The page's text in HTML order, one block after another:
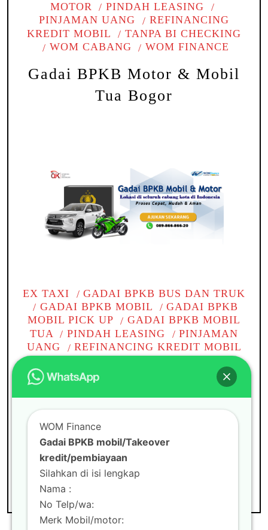
MOTOR
PINDAH LEASING
PINJAMAN UANG
REFINANCING
KREDIT MOBIL
TANPA BI CHECKING
WOM CABANG
WOM FINANCE
Gadai BPKB Motor & Mobil
Tua Bogor
EX TAXI
GADAI BPKB BUS DAN TRUK
GADAI BPKB MOBIL
GADAI BPKB
MOBIL PICK UP
GADAI BPKB MOBIL
TUA
PINDAH LEASING
PINJAMAN
UANG
REFINANCING KREDIT MOBIL
KREDIT BPKB MOBIL
TAKE OVER
KREDIT MOBIL
TANPA BI CHECKING
TOP UP KREDIT PINJAMAN
WOM
Gadai BPKB mobil di
Tambun
WOM Finance
Gadai BPKB mobil/Takeover
kredit/pembiayaan
Silahkan di isi lengkap
Nama :
No Telp/wa:
Merk Mobil/motor: